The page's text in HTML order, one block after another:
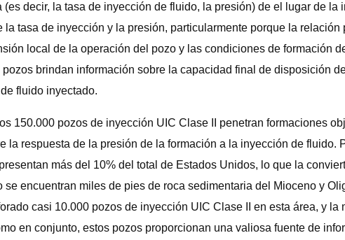
decir, la tasa de inyección de fluido, la presión) de el lugar de la
tasa de inyección y la presión, particularmente porque la relación
local de la operación del pozo y las condiciones de formación
brindan información sobre la capacidad final de disposición
fluido inyectado.
150.000 pozos de inyección UIC Clase II penetran formaciones
respuesta de la presión de la formación a la inyección de fluido.
más del 10% del total de Estados Unidos, lo que la
encuentran miles de pies de roca sedimentaria del Mioceno y
casi 10.000 pozos de inyección UIC Clase II en esta área, y la
en conjunto, estos pozos proporcionan una valiosa fuente de